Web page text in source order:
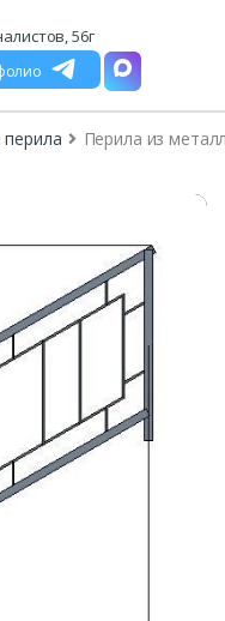
56г
Перила из